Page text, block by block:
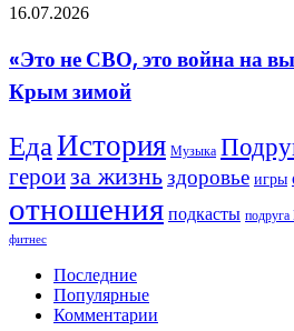
Европу
с
Россией
«Это
СВО,
это
война
выживание»:
что
ждет
Крым
зимой
16.07.2026
«Это не СВО, это война на
Крым зимой
ЕдаИстория Музыка
героиза жизнь здоровье игры
отношения подкасты подруга
фитнес
Последние
Популярные
Комментарии